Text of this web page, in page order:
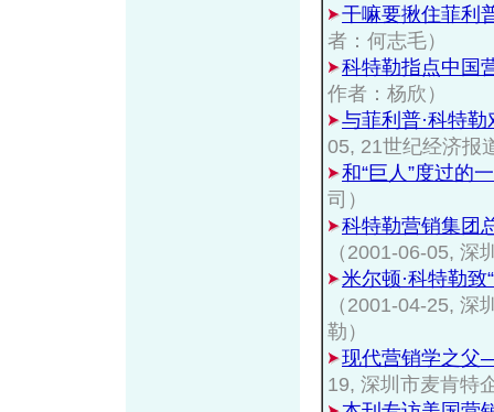
干嘛要揪住菲利
者：何志毛）
科特勒指点中国
作者：杨欣）
与菲利普·科特
05, 21世纪经济报
和“巨人”度过的
司）
科特勒营销集团
（2001-06-05, 深
米尔顿·科特勒
（2001-04-25, 深
勒）
现代营销学之父
19, 深圳市麦肯特